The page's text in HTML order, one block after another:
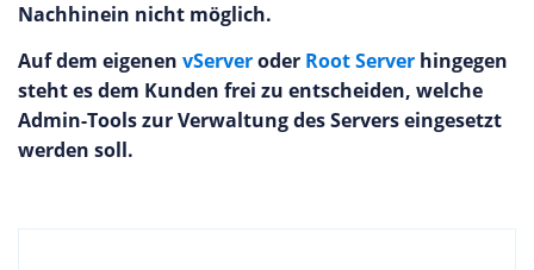
Nachhinein nicht möglich.
Auf dem eigenen vServeroder Root Server hingegen
steht es dem Kunden frei zu entscheiden, welche
Admin-Tools zur Verwaltung des Servers eingesetzt
werden soll.